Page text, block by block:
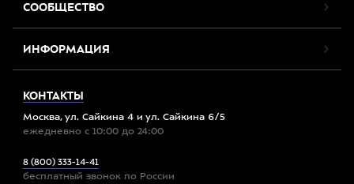
СООБЩЕСТВО
ИНФОРМАЦИЯ
КОНТАКТЫ
Москва, ул. Сайкина 4 и ул. Сайкина 6/5
ежедневно с 10:00 до 24:00
8 (800) 333-14-41
бесплатный звонок по России